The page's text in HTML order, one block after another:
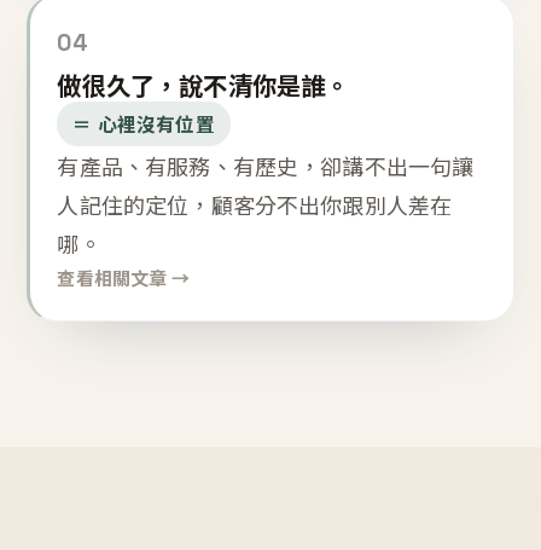
04
做很久了，說不清你是誰。
＝ 心裡沒有位置
有產品、有服務、有歷史，卻講不出一句讓
人記住的定位，顧客分不出你跟別人差在
哪。
查看相關文章 →